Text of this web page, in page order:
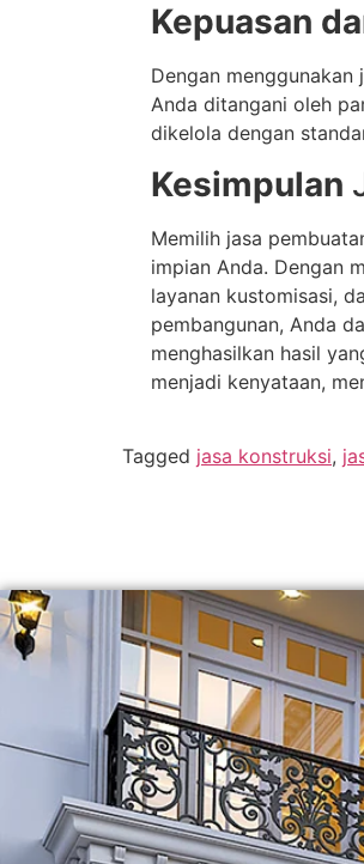
Kepuasan
Dengan
Anda ditangani oleh
dikelola dengan
Kesimpulan
Memilih jasa
impian Anda. Dengan
layanan kustomisasi,
pembangunan, Anda
menghasilkan hasil
menjadi kenyataan,
Tagged jasa konstruksi,